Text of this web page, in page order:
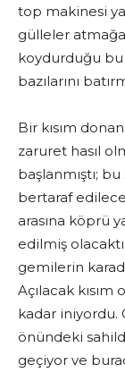
top makinesi
gülleler atmağa
koydurduğu
bazılarını
Bir kısım
zaruret hasıl
başlanmıştı;
bertaraf
arasına köprü
edilmiş
gemilerin
Açılacak
kadar iniyordu.
önündeki
geçiyor ve